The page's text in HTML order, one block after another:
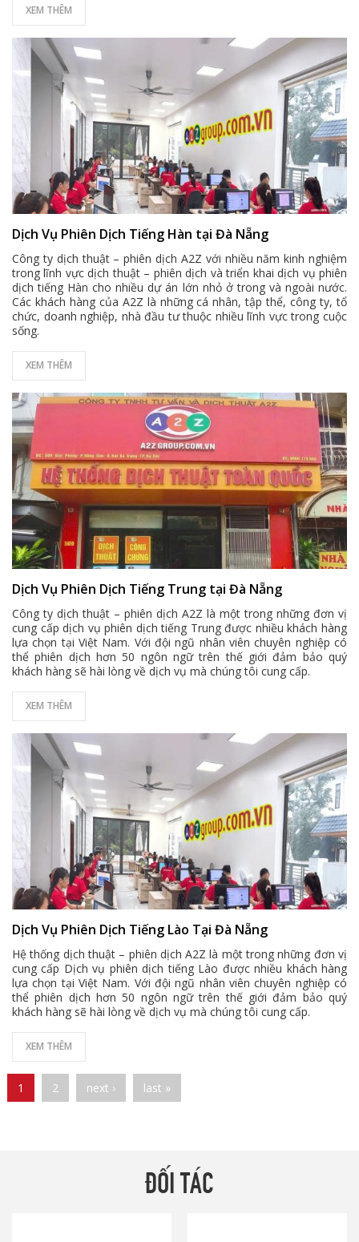
XEM THÊM
Dịch Vụ Phiên Dịch Tiếng Hàn tại Đà Nẵng
Công ty dịch thuật – phiên dịch A2Z với nhiều năm kinh nghiệm
trong lĩnh vực dịch thuật – phiên dịch và triển khai dịch vụ phiên
dịch tiếng Hàn cho nhiều dự án lớn nhỏ ở trong và ngoài nước.
Các khách hàng của A2Z là những cá nhân, tập thể, công ty, tổ
chức, doanh nghiệp, nhà đầu tư thuộc nhiều lĩnh vực trong cuộc
sống.
XEM THÊM
Dịch Vụ Phiên Dịch Tiếng Trung tại Đà Nẵng
Công ty dịch thuật – phiên dịch A2Z là một trong những đơn vị
cung cấp dịch vụ phiên dịch tiếng Trung được nhiều khách hàng
lựa chọn tại Việt Nam. Với đội ngũ nhân viên chuyên nghiệp có
thể phiên dịch hơn 50 ngôn ngữ trên thế giới đảm bảo quý
khách hàng sẽ hài lòng về dịch vụ mà chúng tôi cung cấp.
XEM THÊM
Dịch Vụ Phiên Dịch Tiếng Lào Tại Đà Nẵng
Hệ thống dịch thuật – phiên dịch A2Z là một trong những đơn vị
cung cấp Dịch vụ phiên dịch tiếng Lào được nhiều khách hàng
lựa chọn tại Việt Nam. Với đội ngũ nhân viên chuyên nghiệp có
thể phiên dịch hơn 50 ngôn ngữ trên thế giới đảm bảo quý
khách hàng sẽ hài lòng về dịch vụ mà chúng tôi cung cấp.
XEM THÊM
Pages
1 2 next › last »
ĐỐI TÁC